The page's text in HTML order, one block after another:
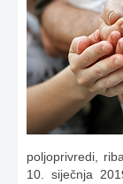
poljoprivredi,
10. siječnja